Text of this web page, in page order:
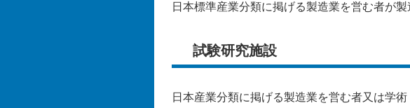
日本標準産業分類に掲げる製造業を営む者が
試験研究施設
日本産業分類に掲げる製造業を営む者又は学